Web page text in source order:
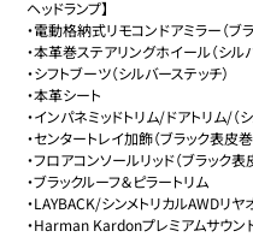
ヘッドランプ】
・電動格納式リモコンドアミラー（ブラ
・本革巻ステアリングホイール（シル
・シフトブーツ（シルバーステッチ）
・本革シート
・インパネミッドトリム/ドアトリム/（
・センタートレイ加飾（ブラック表皮
・フロアコンソールリッド（ブラック
・ブラックルーフ＆ピラートリム
・LAYBACK/シンメトリカルAWDリヤ
・Harman Kardonプレミアムサウン